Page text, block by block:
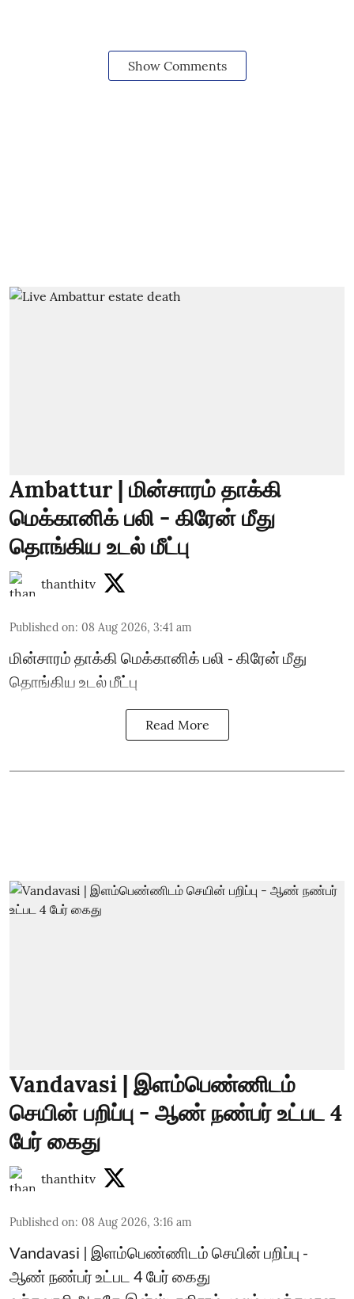
Show Comments
Ambattur | மின்சாரம் தாக்கி
மெக்கானிக் பலி - கிரேன் மீது
தொங்கிய உடல் மீட்பு
thanthitv
Published on: 08 Aug 2026, 3:41 am
மின்சாரம் தாக்கி மெக்கானிக் பலி - கிரேன் மீது
தொங்கிய உடல் மீட்பு
Read More
Vandavasi | இளம்பெண்ணிடம்
செயின் பறிப்பு - ஆண் நண்பர் உட்பட 4
பேர் கைது
thanthitv
Published on: 08 Aug 2026, 3:16 am
Vandavasi | இளம்பெண்ணிடம் செயின் பறிப்பு -
ஆண் நண்பர் உட்பட 4 பேர் கைது